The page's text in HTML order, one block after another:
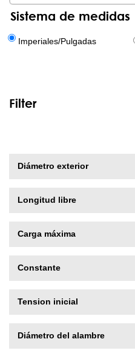
Sistema de medidas
Imperiales/Pulgadas
Filter
Diámetro exterior
Longitud libre
Carga máxima
Constante
Tension inicial
Diámetro del alambre